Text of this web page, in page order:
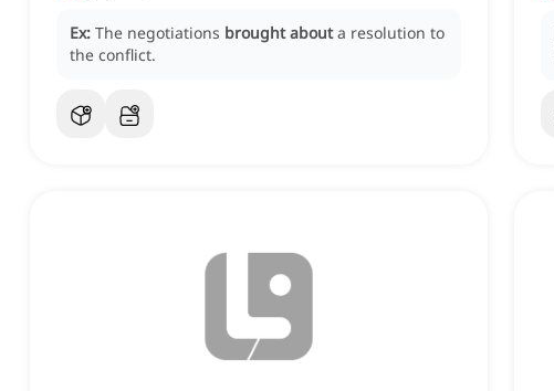
Ex: The negotiations brought about a resolution to
the conflict.